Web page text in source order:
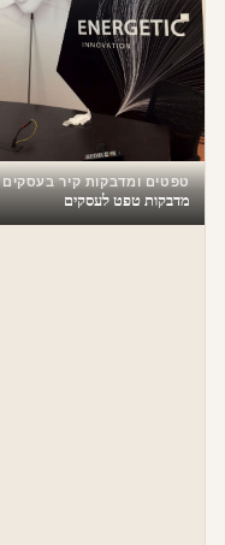
טפטים ומדבקות קיר בעסקים
מדבקות טפט לעסקים